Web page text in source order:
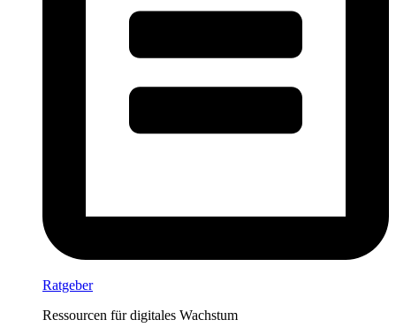
Ratgeber
Ressourcen für digitales Wachstum